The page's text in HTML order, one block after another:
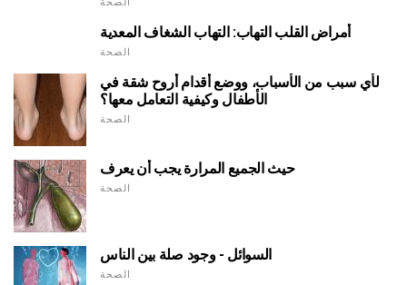
أمراض القلب التهاب: التهاب الشغاف المعدية
الصحة
لأي سبب من الأسباب، ووضع أقدام أروح شقة في
الأطفال وكيفية التعامل معها؟
الصحة
حيث الجميع المرارة يجب أن يعرف
الصحة
السوائل - وجود صلة بين الناس
الصحة